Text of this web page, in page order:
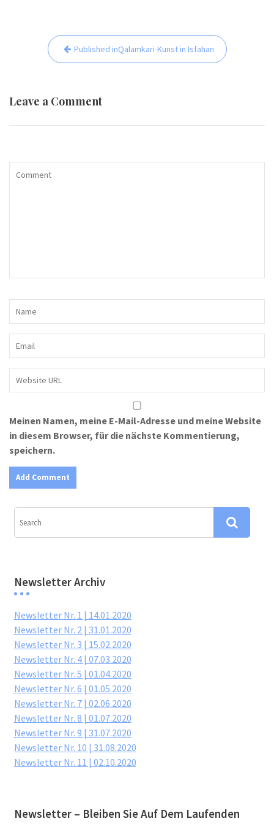
Beitrags-
Navigation
Published inQalamkari-Kunst in Isfahan
Leave a Comment
Meinen Namen, meine E-Mail-Adresse und meine Website
in diesem Browser, für die nächste Kommentierung,
speichern.
Newsletter Archiv
Newsletter Nr. 1 | 14.01.2020
Newsletter Nr. 2 | 31.01.2020
Newsletter Nr. 3 | 15.02.2020
Newsletter Nr. 4 | 07.03.2020
Newsletter Nr. 5 | 01.04.2020
Newsletter Nr. 6 | 01.05.2020
Newsletter Nr. 7 | 02.06.2020
Newsletter Nr. 8 | 01.07.2020
Newsletter Nr. 9 | 31.07.2020
Newsletter Nr. 10 | 31.08.2020
Newsletter Nr. 11 | 02.10.2020
Newsletter – Bleiben Sie Auf Dem Laufenden